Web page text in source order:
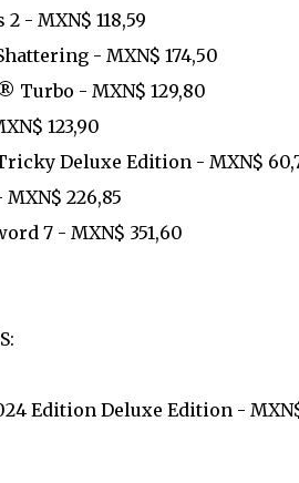
- MXN$ 118,59
- MXN$ 174,50
Turbo - MXN$ 129,80
123,90
Deluxe Edition - MXN$
226,85
7 - MXN$ 351,60
Edition Deluxe Edition -